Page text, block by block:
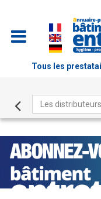
Tous les
Les distributeurs